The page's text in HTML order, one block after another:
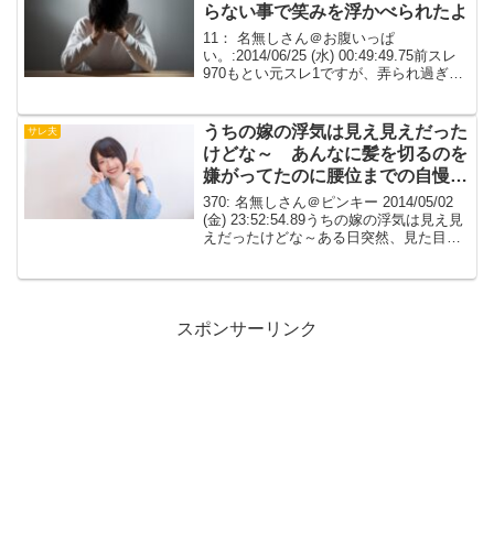
らない事で笑みを浮かべられたよ
11： 名無しさん＠お腹いっぱ
い。:2014/06/25 (水) 00:49:49.75前スレ
970もとい元スレ1ですが、弄られ過ぎて
よありがとうな藻前ら・・・16：...
サレ夫
うちの嫁の浮気は見え見えだった
けどな～ あんなに髪を切るのを
嫌がってたのに腰位までの自慢の
髪を切って来るとは思わないし一
瞬、嫁とは解らなかった！
370: 名無しさん＠ピンキー 2014/05/02
(金) 23:52:54.89うちの嫁の浮気は見え見
えだったけどな～ある日突然、見た目真
スポンサーリンク